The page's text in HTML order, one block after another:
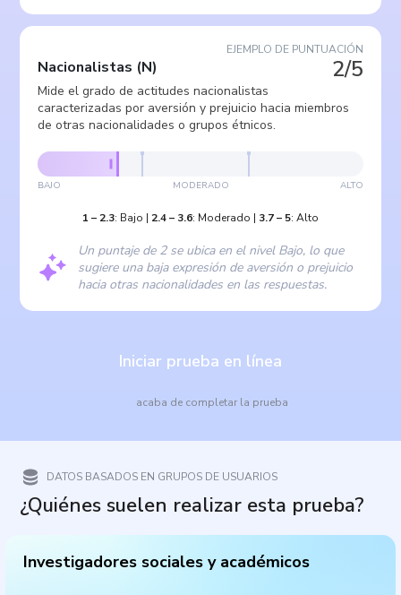
EJEMPLO DE PUNTUACIÓN
2/5
Nacionalistas (N)
Mide el grado de actitudes nacionalistas
caracterizadas por aversión y prejuicio hacia miembros
de otras nacionalidades o grupos étnicos.
BAJO MODERADO ALTO
1 – 2.3: Bajo | 2.4– 3.6: Moderado | 3.7– 5: Alto
Un puntaje de 2 se ubica en el nivel Bajo, lo que
sugiere una baja expresión de aversión o prejuicio
hacia otras nacionalidades en las respuestas.
Iniciar prueba en línea
acaba de completar la prueba
DATOS BASADOS EN GRUPOS DE USUARIOS
¿Quiénes suelen realizar esta prueba?
Investigadores sociales y académicos